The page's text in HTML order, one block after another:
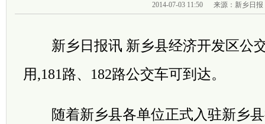
2014-07-03 11:50 来源：新乡日报
新乡日报讯 新乡县经济开发区公
用,181路、182路公交车可到达。
随着新乡县各单位正式入驻新乡县